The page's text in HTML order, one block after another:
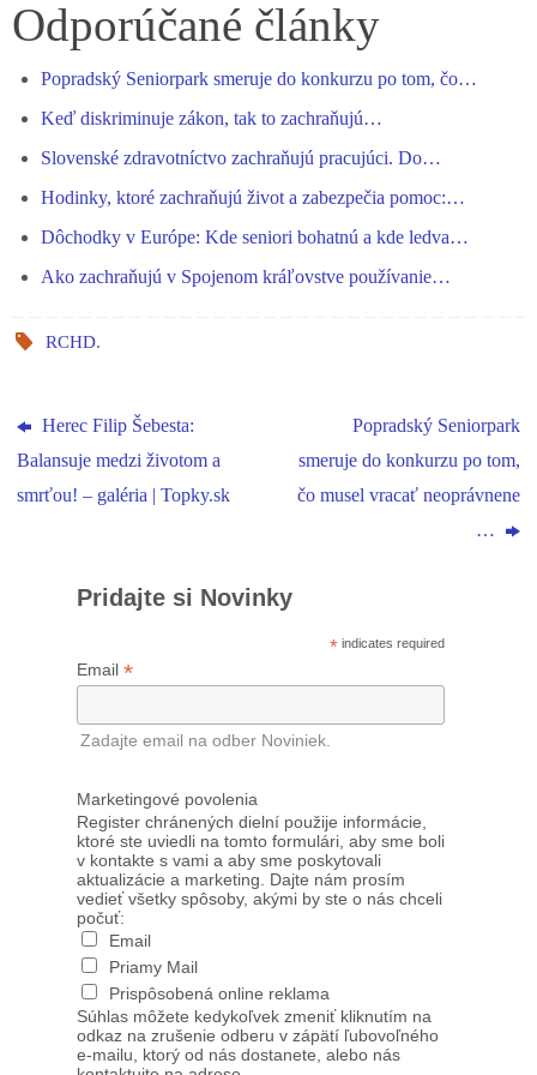
bo
ok
se
er
ts
pp
gr
m
ed
re
Odporúčané články
Popradský Seniorpark smeruje do konkurzu po tom, čo…
Keď diskriminuje zákon, tak to zachraňujú…
Slovenské zdravotníctvo zachraňujú pracujúci. Do…
Hodinky, ktoré zachraňujú život a zabezpečia pomoc:…
Dôchodky v Európe: Kde seniori bohatnú a kde ledva…
Ako zachraňujú v Spojenom kráľovstve používanie…
RCHD.
Herec Filip Šebesta:
Balansuje medzi životom a
smrťou! – galéria | Topky.sk
Popradský Seniorpark
smeruje do konkurzu po tom,
čo musel vracať neoprávnene
…
Pridajte si Novinky
* indicates required
Email *
Zadajte email na odber Noviniek.
Marketingové povolenia
Register chránených dielní použije informácie,
ktoré ste uviedli na tomto formulári, aby sme boli
v kontakte s vami a aby sme poskytovali
aktualizácie a marketing. Dajte nám prosím
vedieť všetky spôsoby, akými by ste o nás chceli
počuť:
Email
Priamy Mail
Prispôsobená online reklama
Súhlas môžete kedykoľvek zmeniť kliknutím na
odkaz na zrušenie odberu v zápätí ľubovoľného
e-mailu, ktorý od nás dostanete, alebo nás